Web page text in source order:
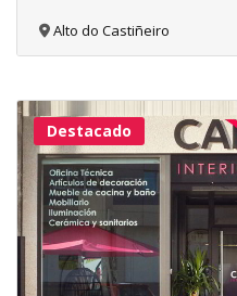
Alto do Castiñeiro
Destacado